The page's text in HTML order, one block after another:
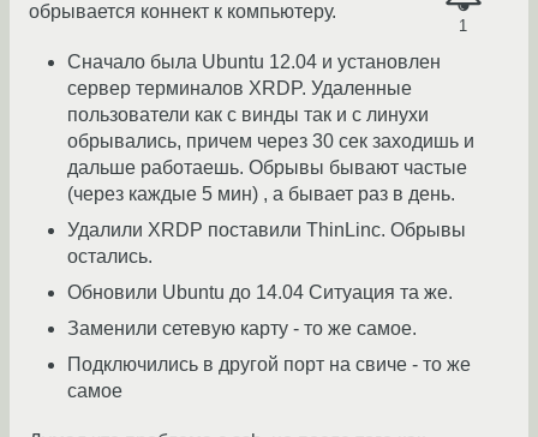
1
обрывается коннект к компьютеру.
Сначало была Ubuntu 12.04 и установлен
сервер терминалов XRDP. Удаленные
пользователи как с винды так и с линухи
обрывались, причем через 30 сек заходишь и
дальше работаешь. Обрывы бывают частые
(через каждые 5 мин) , а бывает раз в день.
Удалили XRDP поставили ThinLinc. Обрывы
остались.
Обновили Ubuntu до 14.04 Ситуация та же.
Заменили сетевую карту - то же самое.
Подключились в другой порт на свиче - то же
самое